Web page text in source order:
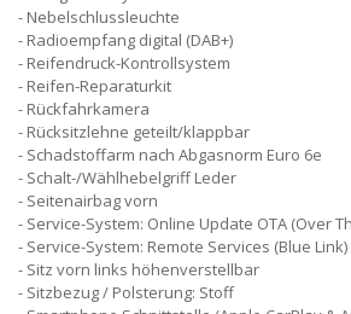
Nebelschlussleuchte
Radioempfang digital (DAB+)
Reifendruck-Kontrollsystem
Reifen-Reparaturkit
Rückfahrkamera
Rücksitzlehne geteilt/klappbar
Schadstoffarm nach Abgasnorm Euro 6e
Schalt-/Wählhebelgriff Leder
Seitenairbag vorn
Service-System: Online Update OTA (Over
Service-System: Remote Services (Blue Link)
Sitz vorn links höhenverstellbar
Sitzbezug / Polsterung: Stoff